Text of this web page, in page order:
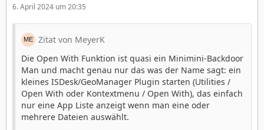
6. April 2024 um 20:35
Zitat von MeyerK
Die Open With Funktion ist quasi ein Minimini-Backdoor
Man und macht genau nur das was der Name sagt: ein
kleines ISDesk/GeoManager Plugin starten (Utilities /
Open With oder Kontextmenu / Open With), das einfach
nur eine App Liste anzeigt wenn man eine oder
mehrere Dateien auswählt.